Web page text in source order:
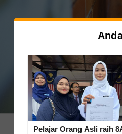
Kredit foto:
Pelajar Orang Asli raih